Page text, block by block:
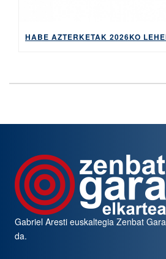
Gabriel Aresti euskaltegiaZenbat Gara
da.